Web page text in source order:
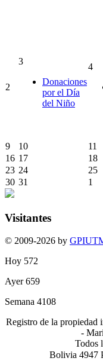
2
3
Donaciones
por el Día
del Niño
4
9 10 11
16 17 18
23 24 25
30 31 1
Visitantes
© 2009-2026 by
Hoy 572
Ayer659
Semana 4108
Registro de la propiedad
-
Todos
Bolivia 4947